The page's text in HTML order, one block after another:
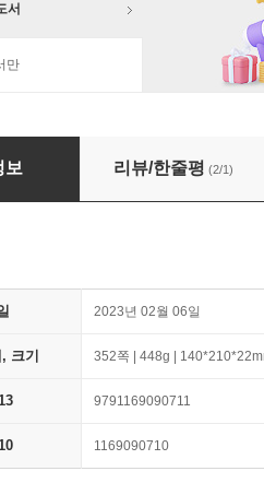
서
만
께 읽기
보 리뷰/한줄평 (2/1)
2023년 02월 06일
크기 352쪽 | 448g |
9791169090711
1169090710